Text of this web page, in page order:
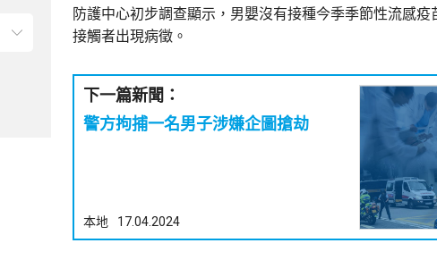
防護中心初步調查顯示，男嬰沒有接種今季季節性流感
接觸者出現病徵。
下一篇新聞：
警方拘捕一名男子涉嫌企圖搶劫
本地 17.04.2024